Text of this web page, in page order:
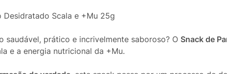
Desidratado Scala e +Mu 25g
saudável, prático e incrivelmente saboroso? O Snack de
e a energia nutricional da +Mu.